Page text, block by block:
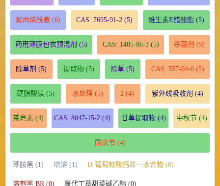
聚丙烯酰胺(6) CAS: 7695-91-2 (5) 维生素E醋酸酯 (5)
药用薄膜包衣预混剂 (5) CAS: 1405-86-3(5) 杀菌剂 (5)
除草剂 (5) 提取物(5) 除草 (5) CAS: 557-04-0(5)
硬脂酸镁(5) 水处理 (5) 2 (4) 紫外线吸收剂 (4)
茶皂素 (4) CAS: 8047-15-2 (4) 甘草提取物(4) 中秋节(4)
国庆节(4)
苯胺黑 (1) 增溶 (1) D-葡萄糖酸钙盐一水合物 (0)
溶剂黑 BR (0) 氯代丁基甜菜碱乙酯 (0)